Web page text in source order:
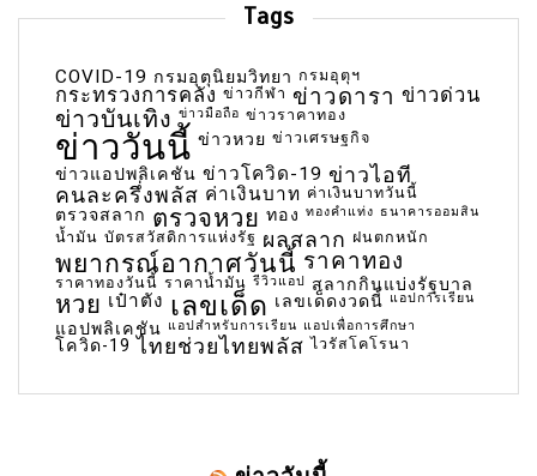
Tags
COVID-19 กรมอุตุนิยมวิทยา กรมอุตุฯ
กระทรวงการคลัง ข่าวกีฬา ข่าวดารา ข่าวด่วน
ข่าวบันเทิง ข่าวมือถือ ข่าวราคาทอง
ข่าววันนี้ ข่าวหวย ข่าวเศรษฐกิจ
ข่าวแอปพลิเคชัน ข่าวโควิด-19 ข่าวไอที
คนละครึ่งพลัส ค่าเงินบาท ค่าเงินบาทวันนี้
ตรวจสลาก ตรวจหวย ทอง ทองคำแท่ง ธนาคารออมสิน
น้ำมัน บัตรสวัสดิการแห่งรัฐ ผลสลาก ฝนตกหนัก
พยากรณ์อากาศวันนี้ ราคาทอง
ราคาทองวันนี้ ราคาน้ำมัน รีวิวแอป สลากกินแบ่งรัฐบาล
หวย เป๋าตัง เลขเด็ด เลขเด็ดงวดนี้ แอปการเรียน
แอปพลิเคชัน แอปสำหรับการเรียน แอปเพื่อการศึกษา
โควิด-19 ไทยช่วยไทยพลัส ไวรัสโคโรนา